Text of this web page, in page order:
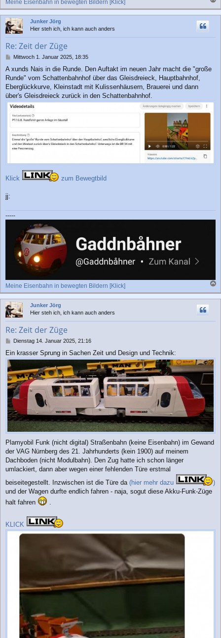
Meine Eisenbahn in bewegten Bildern [Klick]
a
c
Junker Jörg
Hier steh ich, ich kann auch anders
Re: Zeit der Züge
B
i
t
r
a
Mittwoch 1. Januar 2025, 18:35
A xunds Nais in die Runde. Den Auftakt im neuen Jahr macht die "große
Runde" vom Schattenbahnhof über das Gleisdreieck, Hauptbahnhof,
Eberglückkurve, Kleinstadt mit Kulissenhäusern, Brauerei und dann
über's Gleisdreieck zurück in den Schattenbahnhof.
Klick zum Bewegtbild
jj:
-----
Meine Eisenbahn in bewegten Bildern [Klick]
a
c
Junker Jörg
Hier steh ich, ich kann auch anders
Re: Zeit der Züge
B
i
r
a
g
Dienstag 14. Januar 2025, 21:16
Ein krasser Sprung in Sachen Zeit und Design und Technik:
Plamyobil Funk (nicht digital) Straßenbahn (keine Eisenbahn) im Gewand
der VAG Nürnberg des 21. Jahrhunderts (kein 1900) auf meinem
Dachboden (nicht Modulbahn). Den Zug hatte ich schon länger
umlackiert, dann aber wegen einer fehlenden Türe erstmal
beiseitegestellt. Inzwischen ist die Türe da (hier mehr dazu
)
und der Wagen durfte endlich fahren - naja, sogut diese Akku-Funk-Züge
halt fahren
KLICK